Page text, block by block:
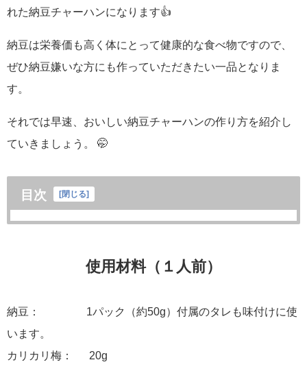
れた納豆チャーハンになります👍
納豆は栄養価も高く体にとって健康的な食べ物ですので、
ぜひ納豆嫌いな方にも作っていただきたい一品となりま
す。
それでは早速、おいしい納豆チャーハンの作り方を紹介し
ていきましょう。 🤭
目次 [閉じる]
使用材料（１人前）
納豆： 1パック（約50g）付属のタレも味付けに使
います。
カリカリ梅： 20g